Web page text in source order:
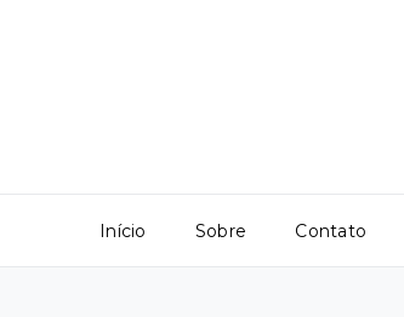
Início Sobre Contato